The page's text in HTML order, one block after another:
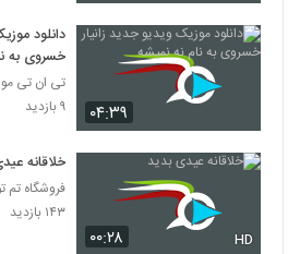
۰۴:۳۹
دانلود
خسروی به
تی ان تی
۹ بازدید
۰۰:۲۸ HD
خلاقانه
فروشگاه تم
۱۴۳ بازدید